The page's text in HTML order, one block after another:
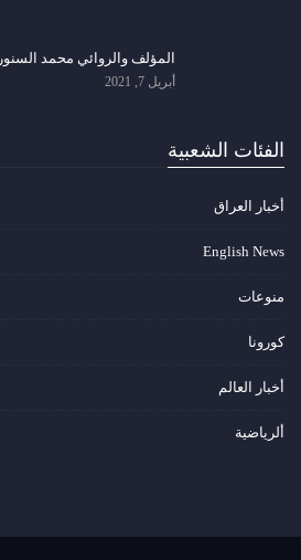
المؤلف والروائي محمد
أبريل 7, 2021
الفئات الشعبية
أخبار العراق
English News
منوعات
كورونا
أخبار العالم
ألرياضية